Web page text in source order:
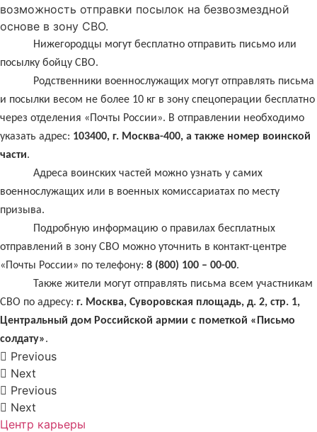
возможность отправки посылок на безвозмездной
основе в зону СВО.
Нижегородцы могут бесплатно отправить письмо или
посылку бойцу СВО.
Родственники военнослужащих могут отправлять письма
и посылки весом не более 10 кг в зону спецоперации бесплатно
через отделения «Почты России». В отправлении необходимо
указать адрес: 103400, г. Москва-400, а также номер воинской
части.
Адреса воинских частей можно узнать у самих
военнослужащих или в военных комиссариатах по месту
призыва.
Подробную информацию о правилах бесплатных
отправлений в зону СВО можно уточнить в контакт-центре
«Почты России» по телефону: 8 (800) 100 – 00-00.
Также жители могут отправлять письма всем участникам
СВО по адресу: г. Москва, Суворовская площадь, д. 2, стр. 1,
Центральный дом Российской армии с пометкой «Письмо
солдату».
Previous
Next
Previous
Next
Центр карьеры